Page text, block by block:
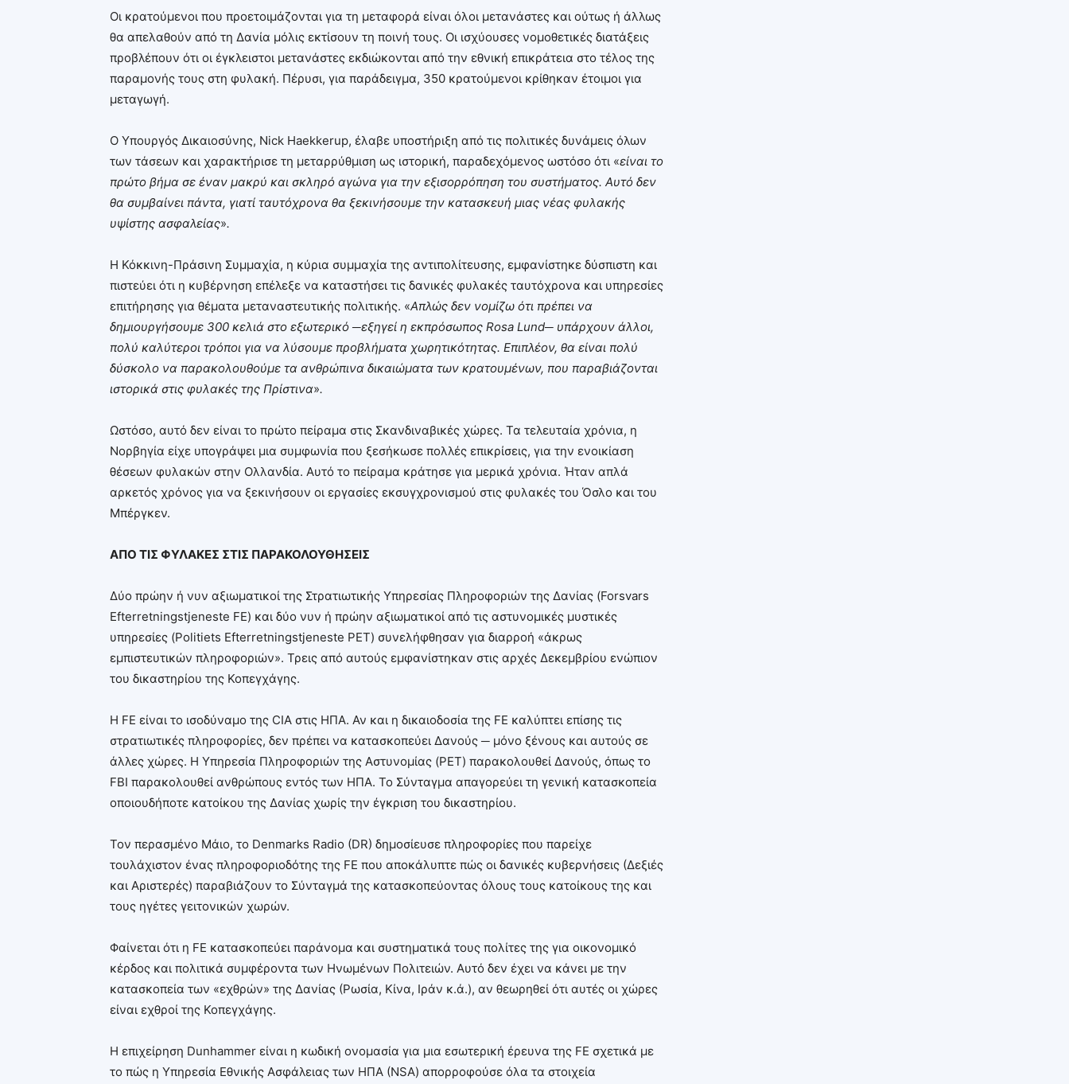
Οι κρατούμενοι που προετοιμάζονται για τη μεταφορά είναι όλοι μετανάστες και ούτως ή άλλως
θα απελαθούν από τη Δανία μόλις εκτίσουν τη ποινή τους. Οι ισχύουσες νομοθετικές διατάξεις
προβλέπουν ότι οι έγκλειστοι μετανάστες εκδιώκονται από την εθνική επικράτεια στο τέλος της
παραμονής τους στη φυλακή. Πέρυσι, για παράδειγμα, 350 κρατούμενοι κρίθηκαν έτοιμοι για
μεταγωγή.
Ο Υπουργός Δικαιοσύνης, Nick Haekkerup, έλαβε υποστήριξη από τις πολιτικές δυνάμεις όλων
των τάσεων και χαρακτήρισε τη μεταρρύθμιση ως ιστορική, παραδεχόμενος ωστόσο ότι «είναι το
πρώτο βήμα σε έναν μακρύ και σκληρό αγώνα για την εξισορρόπηση του συστήματος. Αυτό δεν
θα συμβαίνει πάντα, γιατί ταυτόχρονα θα ξεκινήσουμε την κατασκευή μιας νέας φυλακής
υψίστης ασφαλείας».
Η Κόκκινη-Πράσινη Συμμαχία, η κύρια συμμαχία της αντιπολίτευσης, εμφανίστηκε δύσπιστη και
πιστεύει ότι η κυβέρνηση επέλεξε να καταστήσει τις δανικές φυλακές ταυτόχρονα και υπηρεσίες
επιτήρησης για θέματα μεταναστευτικής πολιτικής. «Απλώς δεν νομίζω ότι πρέπει να
δημιουργήσουμε 300 κελιά στο εξωτερικό ─εξηγεί η εκπρόσωπος Rosa Lund─ υπάρχουν άλλοι,
πολύ καλύτεροι τρόποι για να λύσουμε προβλήματα χωρητικότητας. Επιπλέον, θα είναι πολύ
δύσκολο να παρακολουθούμε τα ανθρώπινα δικαιώματα των κρατουμένων, που παραβιάζονται
ιστορικά στις φυλακές της Πρίστινα».
Ωστόσο, αυτό δεν είναι το πρώτο πείραμα στις Σκανδιναβικές χώρες. Τα τελευταία χρόνια, η
Νορβηγία είχε υπογράψει μια συμφωνία που ξεσήκωσε πολλές επικρίσεις, για την ενοικίαση
θέσεων φυλακών στην Ολλανδία. Αυτό το πείραμα κράτησε για μερικά χρόνια. Ήταν απλά
αρκετός χρόνος για να ξεκινήσουν οι εργασίες εκσυγχρονισμού στις φυλακές του Όσλο και του
Μπέργκεν.
ΑΠΟ ΤΙΣ ΦΥΛΑΚΕΣ ΣΤΙΣ ΠΑΡΑΚΟΛΟΥΘΗΣΕΙΣ
Δύο πρώην ή νυν αξιωματικοί της Στρατιωτικής Υπηρεσίας Πληροφοριών της Δανίας (Forsvars
Efterretningstjeneste FE) και δύο νυν ή πρώην αξιωματικοί από τις αστυνομικές μυστικές
υπηρεσίες (Politiets Efterretningstjeneste PET) συνελήφθησαν για διαρροή «άκρως
εμπιστευτικών πληροφοριών». Τρεις από αυτούς εμφανίστηκαν στις αρχές Δεκεμβρίου ενώπιον
του δικαστηρίου της Κοπεγχάγης.
Η FE είναι το ισοδύναμο της CIA στις ΗΠΑ. Αν και η δικαιοδοσία της FE καλύπτει επίσης τις
στρατιωτικές πληροφορίες, δεν πρέπει να κατασκοπεύει Δανούς ─ μόνο ξένους και αυτούς σε
άλλες χώρες. Η Υπηρεσία Πληροφοριών της Αστυνομίας (PET) παρακολουθεί Δανούς, όπως το
FBI παρακολουθεί ανθρώπους εντός των ΗΠΑ. Το Σύνταγμα απαγορεύει τη γενική κατασκοπεία
οποιουδήποτε κατοίκου της Δανίας χωρίς την έγκριση του δικαστηρίου.
Τον περασμένο Μάιο, το Denmarks Radio (DR) δημοσίευσε πληροφορίες που παρείχε
τουλάχιστον ένας πληροφοριοδότης της FE που αποκάλυπτε πώς οι δανικές κυβερνήσεις (Δεξιές
και Αριστερές) παραβιάζουν το Σύνταγμά της κατασκοπεύοντας όλους τους κατοίκους της και
τους ηγέτες γειτονικών χωρών.
Φαίνεται ότι η FE κατασκοπεύει παράνομα και συστηματικά τους πολίτες της για οικονομικό
κέρδος και πολιτικά συμφέροντα των Ηνωμένων Πολιτειών. Αυτό δεν έχει να κάνει με την
κατασκοπεία των «εχθρών» της Δανίας (Ρωσία, Κίνα, Ιράν κ.ά.), αν θεωρηθεί ότι αυτές οι χώρες
είναι εχθροί της Κοπεγχάγης.
Η επιχείρηση Dunhammer είναι η κωδική ονομασία για μια εσωτερική έρευνα της FE σχετικά με
το πώς η Υπηρεσία Εθνικής Ασφάλειας των ΗΠΑ (NSA) απορροφούσε όλα τα στοιχεία